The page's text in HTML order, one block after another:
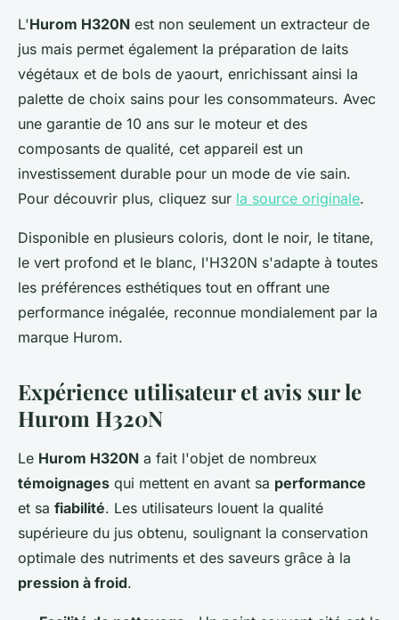
L'Hurom H320N est non seulement un extracteur de
jus mais permet également la préparation de laits
végétaux et de bols de yaourt, enrichissant ainsi la
palette de choix sains pour les consommateurs. Avec
une garantie de 10 ans sur le moteur et des
composants de qualité, cet appareil est un
investissement durable pour un mode de vie sain.
Pour découvrir plus, cliquez sur la source originale.
Disponible en plusieurs coloris, dont le noir, le titane,
le vert profond et le blanc, l'H320N s'adapte à toutes
les préférences esthétiques tout en offrant une
performance inégalée, reconnue mondialement par la
marque Hurom.
Expérience utilisateur et avis sur le
Hurom H320N
Le Hurom H320N a fait l'objet de nombreux
témoignages qui mettent en avant sa performance
et sa fiabilité. Les utilisateurs louent la qualité
supérieure du jus obtenu, soulignant la conservation
optimale des nutriments et des saveurs grâce à la
pression à froid.